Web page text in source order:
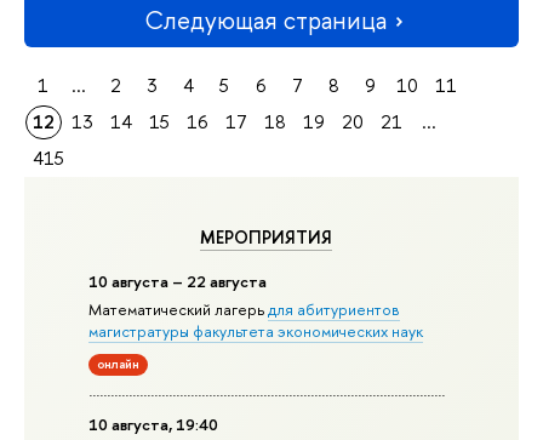
МЕРОПРИЯТИЯ
10 августа – 22 августа
Математический лагерьдля абитуриентов
магистратуры факультета экономических наук
онлайн
10 августа, 19:40
Следующая страница
1 ... 2 3 4 5 6 7 8 9 10
11
12
13 14 15 16 17 18 19 20 21
...
415